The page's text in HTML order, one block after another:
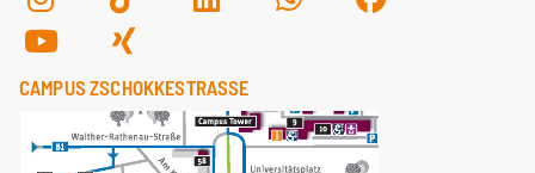
CAMPUS ZSCHOKKESTRASSE